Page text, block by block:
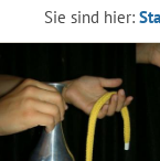
Sie sind hier: